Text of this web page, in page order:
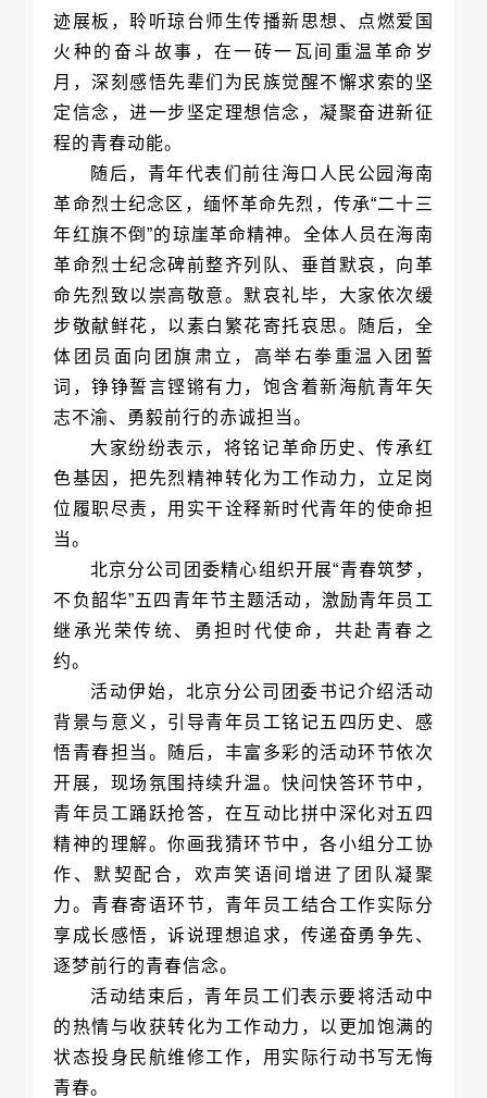
程的青春动能。
志不渝、勇毅前行的赤诚担当。
当。
约。
逐梦前行的青春信念。
青春。